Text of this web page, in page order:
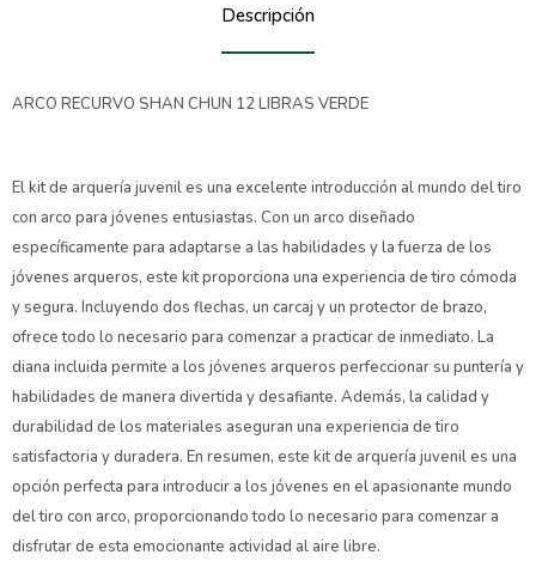
Descripción
ARCO RECURVO SHAN CHUN 12 LIBRAS VERDE
El kit de arquería juvenil es una excelente introducción al mundo del tiro
con arco para jóvenes entusiastas. Con un arco diseñado
específicamente para adaptarse a las habilidades y la fuerza de los
jóvenes arqueros, este kit proporciona una experiencia de tiro cómoda
y segura. Incluyendo dos flechas, un carcaj y un protector de brazo,
ofrece todo lo necesario para comenzar a practicar de inmediato. La
diana incluida permite a los jóvenes arqueros perfeccionar su puntería y
habilidades de manera divertida y desafiante. Además, la calidad y
durabilidad de los materiales aseguran una experiencia de tiro
satisfactoria y duradera. En resumen, este kit de arquería juvenil es una
opción perfecta para introducir a los jóvenes en el apasionante mundo
del tiro con arco, proporcionando todo lo necesario para comenzar a
disfrutar de esta emocionante actividad al aire libre.